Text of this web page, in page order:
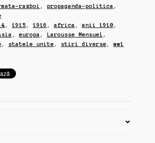
razboi , propaganda-politica ,
, 1915 , 1916 ,africa ,anii 1910 ,
, europa , Larousse Mensuel ,
, statele unite , stiri diverse ,ww1